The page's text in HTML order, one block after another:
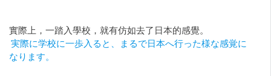
實際上，一踏入學校，就有仿如去了日本的感覺。
実際に学校に一歩入ると、まるで日本へ行った様な感覚に
なります。